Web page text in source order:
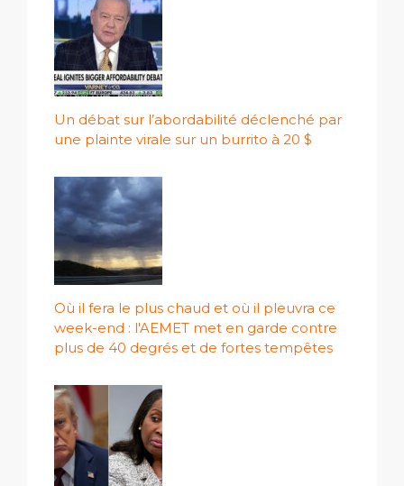
Un débat sur l’abordabilité déclenché par
une plainte virale sur un burrito à 20 $
Où il fera le plus chaud et où il pleuvra ce
week-end : l'AEMET met en garde contre
plus de 40 degrés et de fortes tempêtes